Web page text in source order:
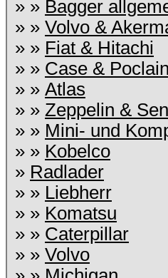
» » Bagger
» » Volvo &
» » Fiat & Hitachi
» » Case & Poclain
» » Atlas
» » Zeppelin &
» » Mini- und
» » Kobelco
» Radlader
» » Liebherr
» » Komatsu
» » Caterpillar
» » Volvo